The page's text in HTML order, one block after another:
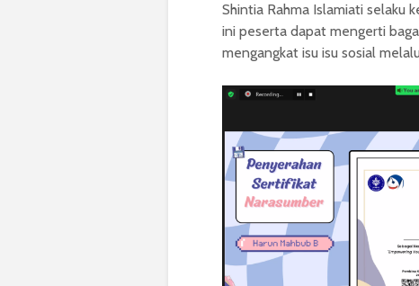
Shintia Rahma Islamiati selaku
ini peserta dapat mengerti
mengangkat isu isu sosial